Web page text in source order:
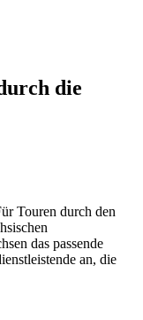
die
Touren durch den
das passende
an, die